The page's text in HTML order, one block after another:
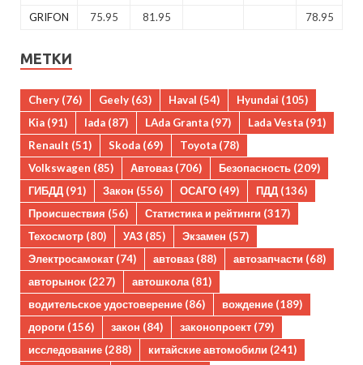
GRIFON
75.95 81.95 78.95
МЕТКИ
Chery (76) Geely (63) Haval (54) Hyundai (105)
Kia (91) lada (87) LAda Granta (97) Lada Vesta (91)
Renault (51) Skoda (69) Toyota (78)
Volkswagen (85) Автоваз (706) Безопасность (209)
ГИБДД (91) Закон (556) ОСАГО (49) ПДД (136)
Происшествия (56) Статистика и рейтинги (317)
Техосмотр (80) УАЗ (85) Экзамен (57)
Электросамокат (74) автоваз (88) автозапчасти (68)
авторынок (227) автошкола (81)
водительское удостоверение (86) вождение (189)
дороги (156) закон (84) законопроект (79)
исследование (288) китайские автомобили (241)